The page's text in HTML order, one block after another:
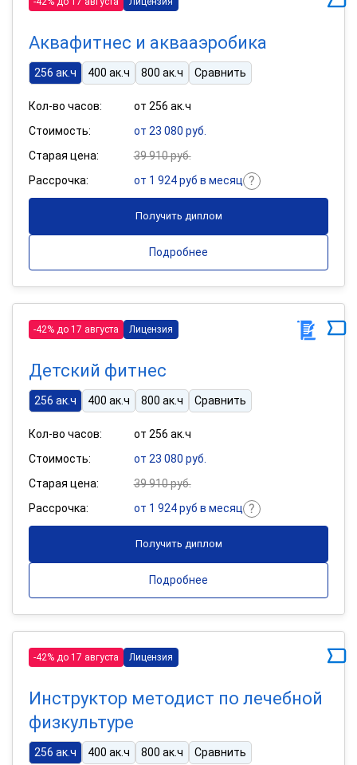
Аквафитнес и аквааэробика
256 ак.ч 400 ак.ч 800 ак.ч Сравнить
Кол-во часов:
от 256 ак.ч
Стоимость:
от 23 080 руб.
Старая цена:
39 910 руб.
Рассрочка:
от 1 924 руб в месяц
Получить диплом
Подробнее
-42% до 17 августа Лицензия
Детский фитнес
256 ак.ч 400 ак.ч 800 ак.ч Сравнить
Кол-во часов:
от 256 ак.ч
Стоимость:
от 23 080 руб.
Старая цена:
39 910 руб.
Рассрочка:
от 1 924 руб в месяц
Получить диплом
Подробнее
-42% до 17 августа Лицензия
Инструктор методист по лечебной
физкультуре
256 ак.ч 400 ак.ч 800 ак.ч Сравнить